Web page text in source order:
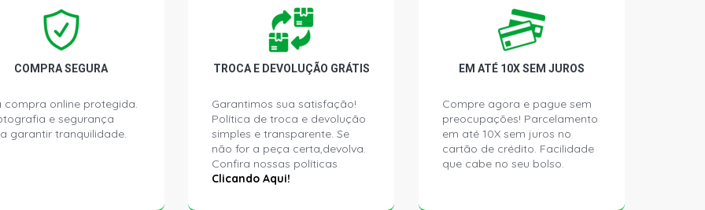
RENEGADE SPORT SUV 2.0 16V MULTIJET II
TURBO DIESEL (2015 - 2020)
COMPRA SEGURA
compra online protegida.
e segurança
garantir tranquilidade.
TROCA E DEVOLUÇÃO GRÁTIS
Garantimos sua satisfação!
Política de troca e devolução
simples e transparente. Se
não for a peça certa,devolva.
Confira nossas políticas
Clicando Aqui!
EM ATÉ 10X SEM JUROS
Compre agora e pague sem
preocupações! Parcelamento
em até 10X sem juros no
cartão de crédito. Facilidade
que cabe no seu bolso.